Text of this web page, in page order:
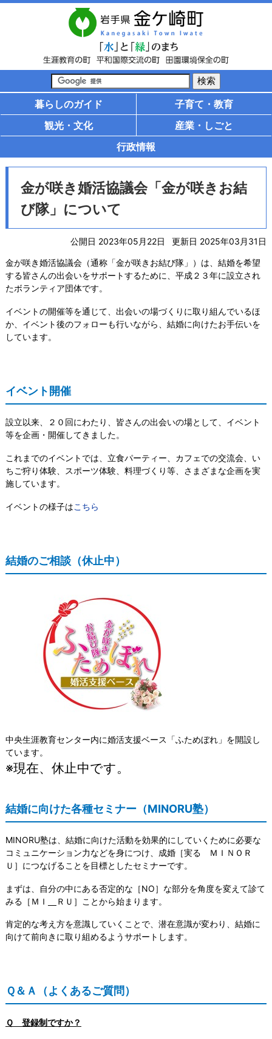
暮らしのガイド
子育て・教育
観光・文化
産業・しごと
行政情報
金が咲き婚活協議会「金が咲きお結
び隊」について
公開日 2023年05月22日 更新日 2025年03月31日
金が咲き婚活協議会（通称「金が咲きお結び隊」）は、結婚を希望
する皆さんの出会いをサポートするために、平成２３年に設立され
たボランティア団体です。
イベントの開催等を通じて、出会いの場づくりに取り組んでいるほ
か、イベント後のフォローも行いながら、結婚に向けたお手伝いを
しています。
イベント開催
設立以来、２０回にわたり、皆さんの出会いの場として、イベント
等を企画・開催してきました。
これまでのイベントでは、立食パーティー、カフェでの交流会、い
ちご狩り体験、スポーツ体験、料理づくり等、さまざまな企画を実
施しています。
イベントの様子はこちら
結婚のご相談（休止中）
中央生涯教育センター内に婚活支援ベース「ふためぼれ」を開設し
ています。
※現在、休止中です。
結婚に向けた各種セミナー（MINORU塾）
MINORU塾は、結婚に向けた活動を効果的にしていくために必要な
コミュニケーション力などを身につけ、成婚［実る ＭＩＮＯＲ
Ｕ］につなげることを目標としたセミナーです。
まずは、自分の中にある否定的な［NO］な部分を角度を変えて診て
みる［ＭＩ
ＲＵ］ことから始まります。
肯定的な考え方を意識していくことで、潜在意識が変わり、結婚に
向けて前向きに取り組めるようサポートします。
Ｑ＆Ａ（よくあるご質問）
Ｑ 登録制ですか？